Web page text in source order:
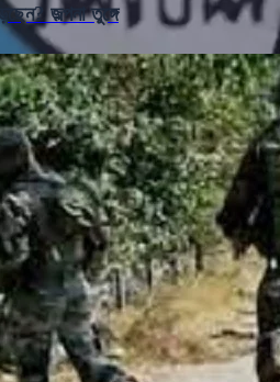
জল্পনা তুঙ্গে